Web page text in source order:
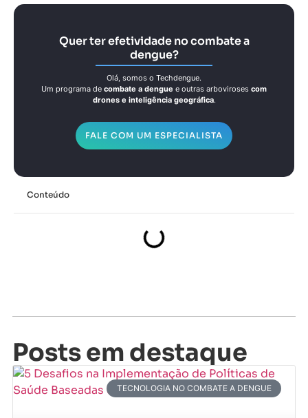
Quer ter efetividade no combate a
dengue?
Olá, somos o Techdengue.
Um programa de combate a dengue e outras arboviroses com
drones e inteligência geográfica.
FALE COM UM ESPECIALISTA
Conteúdo
Posts em destaque
TECNOLOGIA NO COMBATE A DENGUE